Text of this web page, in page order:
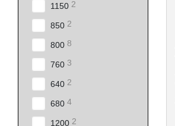
1150 2
850 2
800 8
760 3
640 2
680 4
1200 2